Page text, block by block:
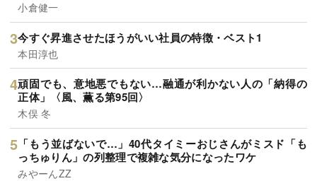
小倉健一
今すぐ昇進させたほうがいい社員の特徴・ベスト1
本田淳也
頑固でも、意地悪でもない…融通が利かない人の「納得の
正体」〈風、薫る第95回〉
木俣 冬
「もう並ばないで…」40代タイミーおじさんがミスド「も
っちゅりん」の列整理で複雑な気分になったワケ
みやーんZZ